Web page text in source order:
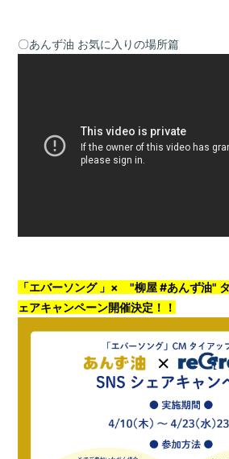
〇あんず油 お気に入りの場所篇
「エバーソング 」× "柳屋 #あんず油"
ェアキャンペーン開催決定！！